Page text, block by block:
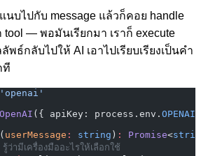
บไปกับ message แล้วก็คอย handle
tool — พอมันเรียกมา เราก็ execute
พธ์กลับไปให้ AI เอาไปเรียบเรียงเป็นคำ
ที
({ apiKey: process.env.
( userMessage : string ) : Promise<
ามีเครื่องมืออะไรให้เลือกใช้